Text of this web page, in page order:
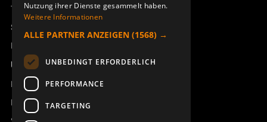
Technischer Support
Service buchen
Handbücher und Videoanleitungen
Über Åkerströms
Kontakt
Neuigkeiten
Nutzung ihrer Dienste gesammelt haben.
Weitere Informationen
ALLE PARTNER ANZEIGEN (1568) →
UNBEDINGT ERFORDERLICH
PERFORMANCE
TARGETING